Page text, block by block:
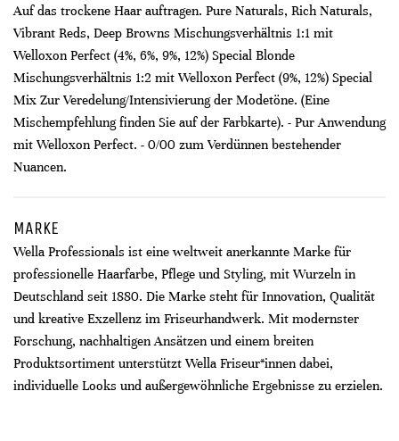
Auf das trockene Haar auftragen. Pure Naturals, Rich Naturals,
Vibrant Reds, Deep Browns Mischungsverhältnis 1:1 mit
Welloxon Perfect (4%, 6%, 9%, 12%) Special Blonde
Mischungsverhältnis 1:2 mit Welloxon Perfect (9%, 12%) Special
Mix Zur Veredelung/Intensivierung der Modetöne. (Eine
Mischempfehlung finden Sie auf der Farbkarte). - Pur Anwendung
mit Welloxon Perfect. - 0/00 zum Verdünnen bestehender
Nuancen.
MARKE
Wella Professionals ist eine weltweit anerkannte Marke für
professionelle Haarfarbe, Pflege und Styling, mit Wurzeln in
Deutschland seit 1880. Die Marke steht für Innovation, Qualität
und kreative Exzellenz im Friseurhandwerk. Mit modernster
Forschung, nachhaltigen Ansätzen und einem breiten
Produktsortiment unterstützt Wella Friseur*innen dabei,
individuelle Looks und außergewöhnliche Ergebnisse zu erzielen.